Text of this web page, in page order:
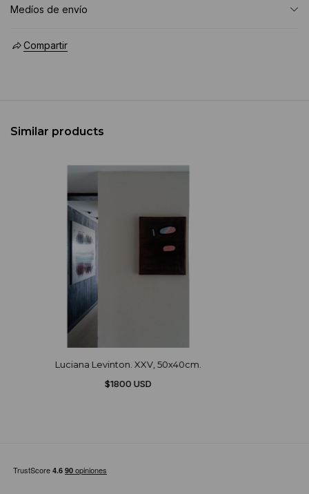
Medíos de envío
Compartir
Similar products
Luciana Levinton. XXV, 50x40cm.
$1800 USD